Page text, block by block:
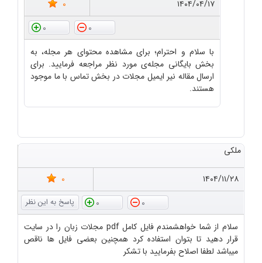
۱۴۰۴/۰۴/۱۷
0
0
0
با سلام و احترام؛ برای مشاهده محتوای هر مجله، به
بخش بایگانی مجله‌ی مورد نظر مراجعه فرمایید. برای
ارسال مقاله نیر ایمیل مجلات در بخش تماس با ما موجود
هستند.
ملکی
۱۴۰۴/۱۱/۲۸
0
0
0
سلام از شما خواهشمندم فایل کامل pdf مجلات زبان را در سایت
قرار دهید تا بتوان استفاده کرد همچنین بعضی فایل ها ناقص
میباشد لطفا اصلاح بفرمایید با تشکر